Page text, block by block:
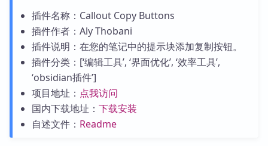
插件名称：Callout Copy Buttons
插件作者：Aly Thobani
插件说明：在您的笔记中的提示块添加复制按钮。
插件分类：[‘编辑工具’, ‘界面优化’, ‘效率工具’,
‘obsidian插件’]
项目地址： 点我访问
国内下载地址： 下载安装
自述文件： Readme